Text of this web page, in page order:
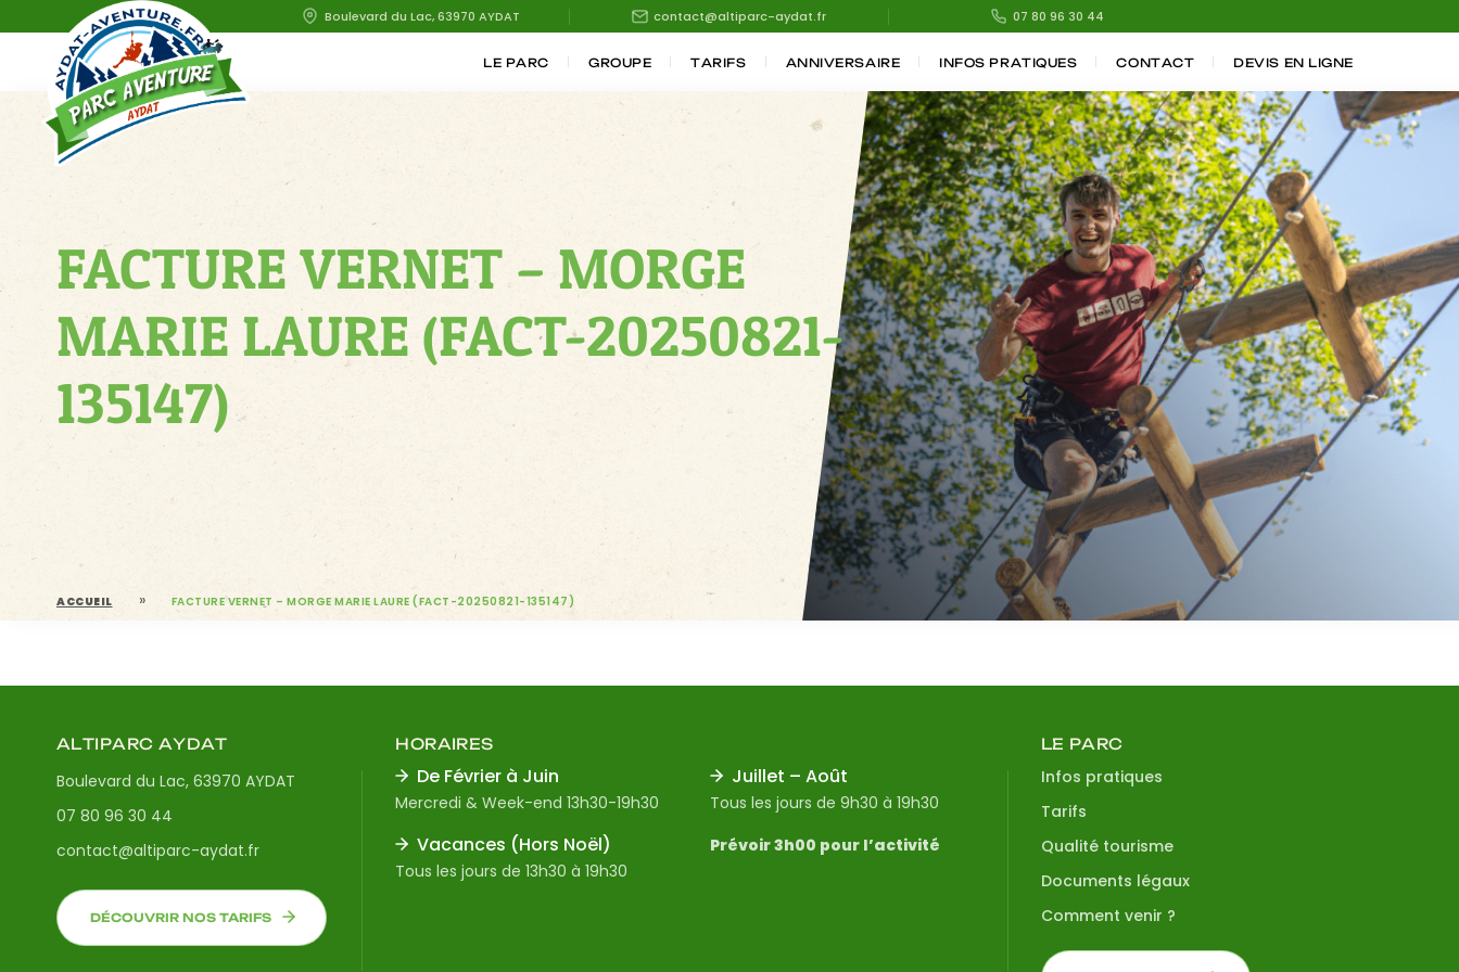
Boulevard du Lac, 63970 AYDAT contact@altiparc-aydat.fr 07 80 96 30 44
LE PARC GROUPE TARIFS ANNIVERSAIRE INFOS PRATIQUES CONTACT DEVIS EN LIGNE
FACTURE VERNET – MORGE
MARIE LAURE (FACT-20250821-
135147)
ACCUEIL » FACTURE VERNET – MORGE MARIE LAURE (FACT-20250821-135147)
ALTIPARC AYDAT
Boulevard du Lac, 63970 AYDAT
07 80 96 30 44
contact@altiparc-aydat.fr
DÉCOUVRIR NOS TARIFS
HORAIRES
De Février à Juin
Mercredi & Week-end 13h30-19h30
Juillet – Août
Tous les jours de 9h30 à 19h30
Vacances (Hors Noël)
Tous les jours de 13h30 à 19h30
Prévoir 3h00 pour l’activité
LE PARC
Infos pratiques
Tarifs
Qualité tourisme
Documents légaux
Comment venir ?